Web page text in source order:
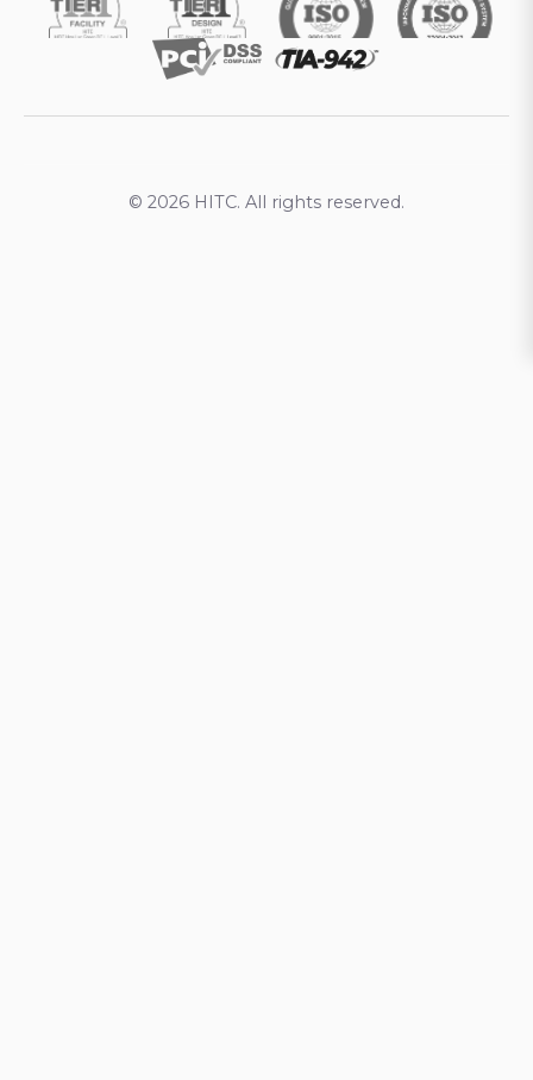
© 2026 HITC. All rights reserved.